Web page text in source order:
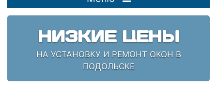
НИЗКИЕ ЦЕНЫ
НА УСТАНОВКУ И РЕМОНТ ОКОН В
ПОДОЛЬСКЕ